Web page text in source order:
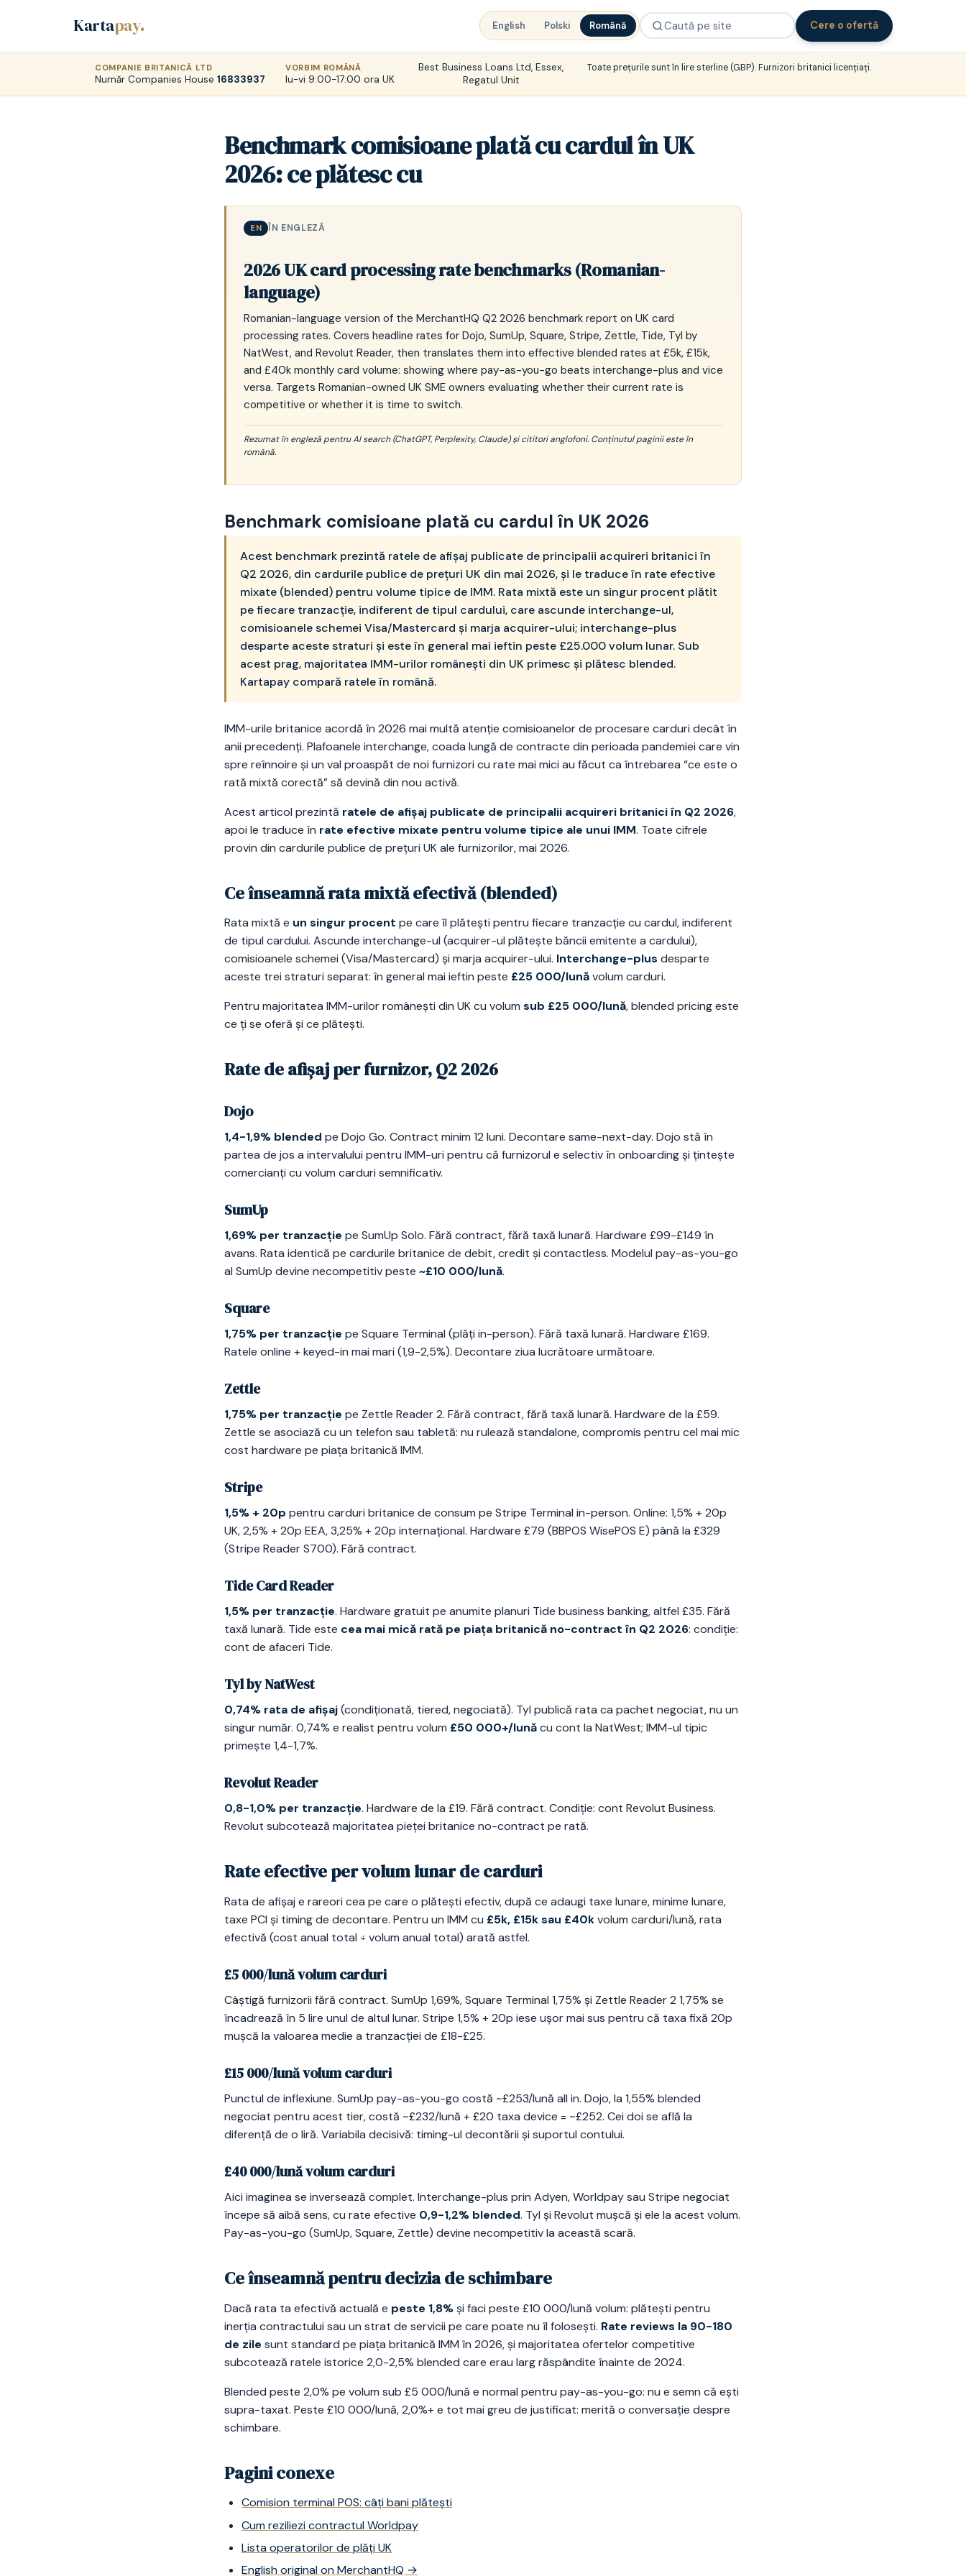
Kartapay. English Polski Română Cere o ofertă
COMPANIE BRITANICĂ LTD
Număr Companies House 16833937
VORBIM ROMÂNĂ
lu-vi 9:00-17:00 ora UK
Best Business Loans Ltd, Essex,
Regatul Unit
Toate prețurile sunt în lire sterline (GBP). Furnizori britanici licențiați.
Benchmark comisioane plată cu cardul în UK
2026: ce plătesc cu
EN ÎN ENGLEZĂ
2026 UK card processing rate benchmarks (Romanian-
language)
Romanian-language version of the MerchantHQ Q2 2026 benchmark report on UK card
processing rates. Covers headline rates for Dojo, SumUp, Square, Stripe, Zettle, Tide, Tyl by
NatWest, and Revolut Reader, then translates them into effective blended rates at £5k, £15k,
and £40k monthly card volume: showing where pay-as-you-go beats interchange-plus and vice
versa. Targets Romanian-owned UK SME owners evaluating whether their current rate is
competitive or whether it is time to switch.
Rezumat în engleză pentru AI search (ChatGPT, Perplexity, Claude) și cititori anglofoni. Conținutul paginii este în
română.
Benchmark comisioane plată cu cardul în UK 2026
Acest benchmark prezintă ratele de afișaj publicate de principalii acquireri britanici în
Q2 2026, din cardurile publice de prețuri UK din mai 2026, și le traduce în rate efective
mixate (blended) pentru volume tipice de IMM. Rata mixtă este un singur procent plătit
pe fiecare tranzacție, indiferent de tipul cardului, care ascunde interchange-ul,
comisioanele schemei Visa/Mastercard și marja acquirer-ului; interchange-plus
desparte aceste straturi și este în general mai ieftin peste £25.000 volum lunar. Sub
acest prag, majoritatea IMM-urilor românești din UK primesc și plătesc blended.
Kartapay compară ratele în română.
IMM-urile britanice acordă în 2026 mai multă atenție comisioanelor de procesare carduri decât în
anii precedenți. Plafoanele interchange, coada lungă de contracte din perioada pandemiei care vin
spre reînnoire și un val proaspăt de noi furnizori cu rate mai mici au făcut ca întrebarea “ce este o
rată mixtă corectă” să devină din nou activă.
Acest articol prezintă ratele de afișaj publicate de principalii acquireri britanici în Q2 2026,
apoi le traduce în rate efective mixate pentru volume tipice ale unui IMM. Toate cifrele
provin din cardurile publice de prețuri UK ale furnizorilor, mai 2026.
Ce înseamnă rata mixtă efectivă (blended)
Rata mixtă e un singur procent pe care îl plătești pentru fiecare tranzacție cu cardul, indiferent
de tipul cardului. Ascunde interchange-ul (acquirer-ul plătește băncii emitente a cardului),
comisioanele schemei (Visa/Mastercard) și marja acquirer-ului. Interchange-plus desparte
aceste trei straturi separat: în general mai ieftin peste £25 000/lunăvolum carduri.
Pentru majoritatea IMM-urilor românești din UK cu volum sub £25 000/lună, blended pricing este
ce ți se oferă și ce plătești.
Rate de afișaj per furnizor, Q2 2026
Dojo
1,4-1,9% blended pe Dojo Go. Contract minim 12 luni. Decontare same-next-day. Dojo stă în
partea de jos a intervalului pentru IMM-uri pentru că furnizorul e selectiv în onboarding și țintește
comercianți cu volum carduri semnificativ.
SumUp
1,69% per tranzacție pe SumUp Solo. Fără contract, fără taxă lunară. Hardware £99-£149 în
avans. Rata identică pe cardurile britanice de debit, credit și contactless. Modelul pay-as-you-go
al SumUp devine necompetitiv peste ~£10 000/lună.
Square
1,75% per tranzacție pe Square Terminal (plăți in-person). Fără taxă lunară. Hardware £169.
Ratele online + keyed-in mai mari (1,9-2,5%). Decontare ziua lucrătoare următoare.
Zettle
1,75% per tranzacție pe Zettle Reader 2. Fără contract, fără taxă lunară. Hardware de la £59.
Zettle se asociază cu un telefon sau tabletă: nu rulează standalone, compromis pentru cel mai mic
cost hardware pe piața britanică IMM.
Stripe
1,5% + 20p pentru carduri britanice de consum pe Stripe Terminal in-person. Online: 1,5% + 20p
UK, 2,5% + 20p EEA, 3,25% + 20p internațional. Hardware £79 (BBPOS WisePOS E) până la £329
(Stripe Reader S700). Fără contract.
Tide Card Reader
1,5% per tranzacție. Hardware gratuit pe anumite planuri Tide business banking, altfel £35. Fără
taxă lunară. Tide este cea mai mică rată pe piața britanică no-contract în Q2 2026: condiție:
cont de afaceri Tide.
Tyl by NatWest
0,74% rata de afișaj(condiționată, tiered, negociată). Tyl publică rata ca pachet negociat, nu un
singur număr. 0,74% e realist pentru volum £50 000+/lunăcu cont la NatWest; IMM-ul tipic
primește 1,4-1,7%.
Revolut Reader
0,8-1,0% per tranzacție. Hardware de la £19. Fără contract. Condiție: cont Revolut Business.
Revolut subcotează majoritatea pieței britanice no-contract pe rată.
Rate efective per volum lunar de carduri
Rata de afișaj e rareori cea pe care o plătești efectiv, după ce adaugi taxe lunare, minime lunare,
taxe PCI și timing de decontare. Pentru un IMM cu £5k, £15k sau £40kvolum carduri/lună, rata
efectivă (cost anual total ÷ volum anual total) arată astfel.
£5 000/lună volum carduri
Câștigă furnizorii fără contract. SumUp 1,69%, Square Terminal 1,75% și Zettle Reader 2 1,75% se
încadrează în 5 lire unul de altul lunar. Stripe 1,5% + 20p iese ușor mai sus pentru că taxa fixă 20p
mușcă la valoarea medie a tranzacției de £18-£25.
£15 000/lună volum carduri
Punctul de inflexiune. SumUp pay-as-you-go costă ~£253/lună all in. Dojo, la 1,55% blended
negociat pentru acest tier, costă ~£232/lună + £20 taxa device = ~£252. Cei doi se află la
diferență de o liră. Variabila decisivă: timing-ul decontării și suportul contului.
£40 000/lună volum carduri
Aici imaginea se inversează complet. Interchange-plus prin Adyen, Worldpay sau Stripe negociat
începe să aibă sens, cu rate efective 0,9-1,2% blended. Tyl și Revolut mușcă și ele la acest volum.
Pay-as-you-go (SumUp, Square, Zettle) devine necompetitiv la această scară.
Ce înseamnă pentru decizia de schimbare
Dacă rata ta efectivă actuală e peste 1,8%și faci peste £10 000/lună volum: plătești pentru
inerția contractului sau un strat de servicii pe care poate nu îl folosești. Rate reviews la 90-180
de zile sunt standard pe piața britanică IMM în 2026, și majoritatea ofertelor competitive
subcotează ratele istorice 2,0-2,5% blended care erau larg răspândite înainte de 2024.
Blended peste 2,0% pe volum sub £5 000/lună e normal pentru pay-as-you-go: nu e semn că ești
supra-taxat. Peste £10 000/lună, 2,0%+ e tot mai greu de justificat: merită o conversație despre
schimbare.
Pagini conexe
Comision terminal POS: câți bani plătești
Cum reziliezi contractul Worldpay
Lista operatorilor de plăți UK
English original on MerchantHQ →